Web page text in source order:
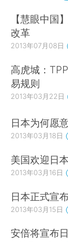
【慧眼中国
改革
2013年07月08日
高虎城：
易规则
2013年03月22日
日本为何愿
2013年03月18日
美国欢迎日
2013年03月16日
日本正式宣
2013年03月15日
安倍将宣布